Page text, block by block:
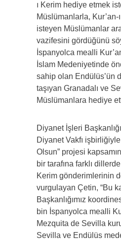
ı Kerim hediye etmek
Müslümanlarla, Kur’an-
isteyen Müslümanlar
vazifesini gördüğünü
İspanyolca mealli
İslam Medeniyetinde
sahip olan Endülüs’ün
taşıyan Granadalı ve
Müslümanlara hediye
Diyanet İşleri
Diyanet Vakfı
Olsun” projesi
bir tarafına farklı
Kerim gönderimlerinin
vurgulayan Çetin, “Bu
Başkanlığımız
bin İspanyolca mealli
Mezquita de Sevilla
Sevilla ve Endülüs